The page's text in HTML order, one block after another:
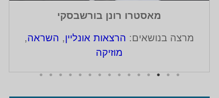
מאסטרו רונן בורשבסקי
מרצה בנושאים: הרצאות אונליין, השראה,
מוזיקה